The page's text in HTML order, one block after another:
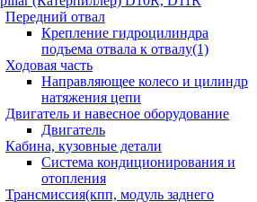
Передний отвал
Крепление гидроцилиндра
подъема отвала к отвалу(1)
Ходовая часть
Направляющее колесо и цилиндр
натяжения цепи
Двигатель и навесное оборудование
Двигатель
Кабина, кузовные детали
Система кондиционирования и
отопления
Трансмиссия(кпп, модуль заднего